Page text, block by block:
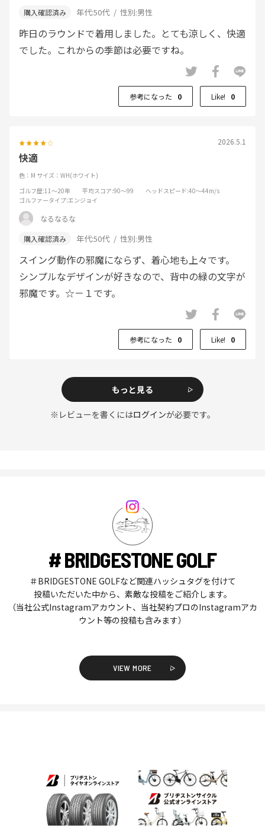
年代:50代 性別:男性
昨日のラウンドで着用しました。とても涼しく、快適
でした。これからの季節は必要ですね。
参考になった 0 Like! 0
2026.5.1
快適
色：M サイズ：WH(ホワイト)
ゴルフ歴:11～20年 平均スコア:90～99 ヘッドスピード:40～44m/s
ゴルファータイプ:エンジョイ
なるなるな
年代:50代 性別:男性
スイング動作の邪魔にならず、着心地も上々です。
シンプルなデザインが好きなので、背中の緑の文字が
邪魔です。☆－１です。
参考になった 0 Like! 0
もっと見る
※レビューを書くにはログインが必要です。
# BRIDGESTONE GOLF
＃BRIDGESTONE GOLFなど関連ハッシュタグを付けて
投稿いただいた中から、素敵な投稿をご紹介します。
（当社公式Instagramアカウント、当社契約プロのInstagramアカ
ウント等の投稿も含みます）
VIEW MORE